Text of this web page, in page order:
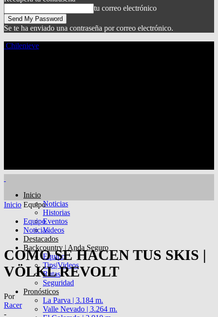
tu correo electrónico
Se te ha enviado una contraseña por correo electrónico.
Chilenieve
Inicio
Noticias
Historias
Eventos
Videos
Destacados
Backcountry | Anda Seguro
Equipo
Tips|Videos
Rutas
Seguridad
Pronósticos
La Parva | 3.184 m.
Valle Nevado | 3.264 m.
Inicio Equipo
Equipo
Noticias
COMO SE HACEN TUS SKIS |
VÖLKL REVOLT
Por
Racer
-